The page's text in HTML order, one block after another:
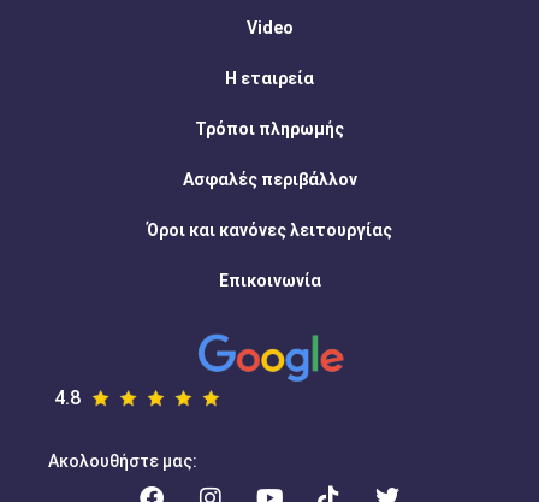
4.8
Video
Η εταιρεία
Τρόποι πληρωμής
Ασφαλές περιβάλλον
Όροι και κανόνες λειτουργίας
Επικοινωνία
Ακολουθήστε μας: